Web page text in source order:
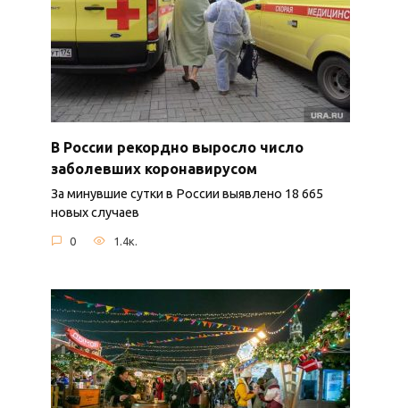
В России рекордно выросло число
заболевших коронавирусом
За минувшие сутки в России выявлено 18 665
новых случаев
0 1.4к.